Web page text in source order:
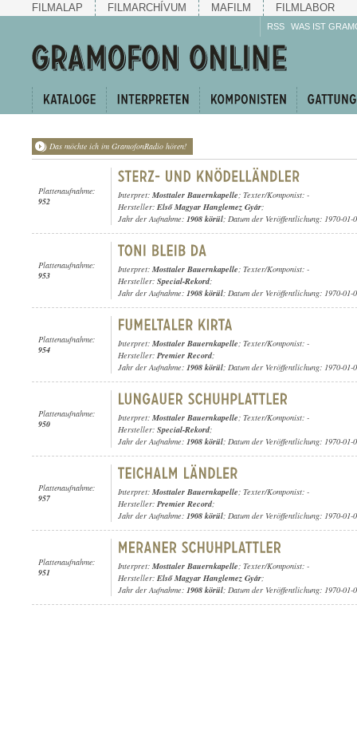
FILMALAP FILMARCHÍVUM MAFILM FILMLABOR
RSS WAS IST
Das möchte ich im GramofonRadio hören!
Plattenaufnahme:
952
Interpret: Mosttaler Bauernkapelle; Texter/Komponist: -
Hersteller: Első Magyar Hanglemez Gyár;
Jahr der Aufnahme: 1908 körül; Datum der Veröffentlichung: 1970-01-
Plattenaufnahme:
953
Interpret: Mosttaler Bauernkapelle; Texter/Komponist: -
Hersteller: Special-Rekord;
Jahr der Aufnahme: 1908 körül; Datum der Veröffentlichung: 1970-01-
Plattenaufnahme:
954
Interpret: Mosttaler Bauernkapelle; Texter/Komponist: -
Hersteller: Premier Record;
Jahr der Aufnahme: 1908 körül; Datum der Veröffentlichung: 1970-01-
Plattenaufnahme:
950
Interpret: Mosttaler Bauernkapelle; Texter/Komponist: -
Hersteller: Special-Rekord;
Jahr der Aufnahme: 1908 körül; Datum der Veröffentlichung: 1970-01-
Plattenaufnahme:
957
Interpret: Mosttaler Bauernkapelle; Texter/Komponist: -
Hersteller: Premier Record;
Jahr der Aufnahme: 1908 körül; Datum der Veröffentlichung: 1970-01-
Plattenaufnahme:
951
Interpret: Mosttaler Bauernkapelle; Texter/Komponist: -
Hersteller: Első Magyar Hanglemez Gyár;
Jahr der Aufnahme: 1908 körül; Datum der Veröffentlichung: 1970-01-